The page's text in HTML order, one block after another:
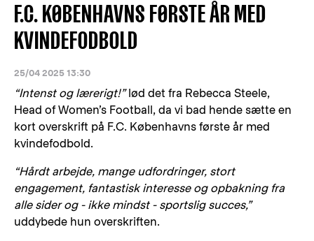
F.C. KØBENHAVNS FØRSTE ÅR MED
KVINDEFODBOLD
25/04 2025 13:30
“Intenst og lærerigt!”lød det fra Rebecca Steele,
Head of Women’s Football, da vi bad hende sætte en
kort overskrift på F.C. Københavns første år med
kvindefodbold.
“Hårdt arbejde, mange udfordringer, stort
engagement, fantastisk interesse og opbakning fra
alle sider og - ikke mindst - sportslig succes,”
uddybede hun overskriften.